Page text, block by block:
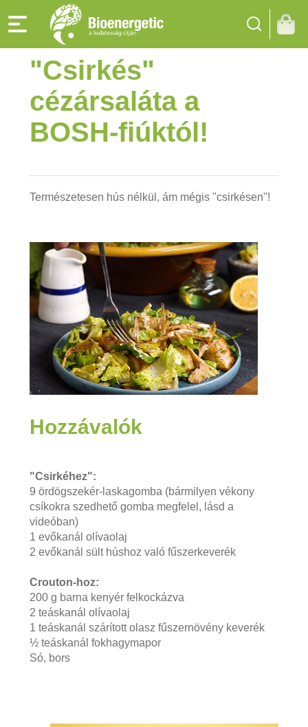
"Csirkés"
cézársaláta a
BOSH-fiúktól!
Természetesen hús nélkül, ám mégis "csirkésen"!
Hozzávalók
"Csirkéhez":
9 ördögszekér-laskagomba (bármilyen vékony
csíkokra szedhető gomba megfelel, lásd a
videóban)
1 evőkanál olívaolaj
2 evőkanál sült húshoz való fűszerkeverék
Crouton-hoz:
200 g barna kenyér felkockázva
2 teáskanál olívaolaj
1 teáskanál szárított olasz fűszernövény keverék
½ teáskanál fokhagymapor
Só, bors